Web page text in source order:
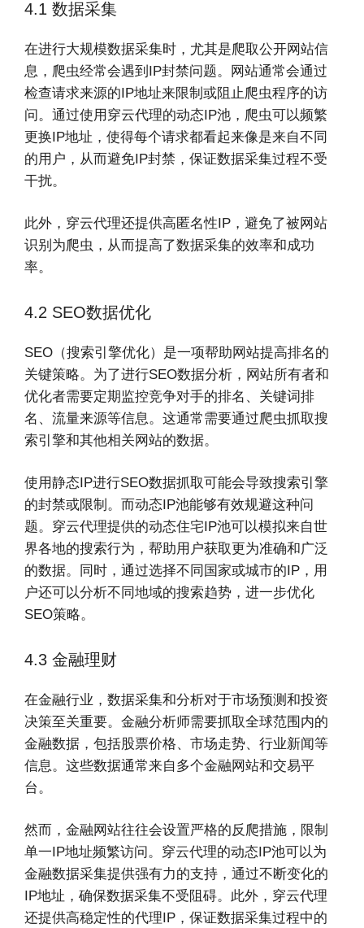
4.1 数据采集
在进行大规模数据采集时，尤其是爬取公开网站信
息，爬虫经常会遇到IP封禁问题。网站通常会通过
检查请求来源的IP地址来限制或阻止爬虫程序的访
问。通过使用穿云代理的动态IP池，爬虫可以频繁
更换IP地址，使得每个请求都看起来像是来自不同
的用户，从而避免IP封禁，保证数据采集过程不受
干扰。
此外，穿云代理还提供高匿名性IP，避免了被网站
识别为爬虫，从而提高了数据采集的效率和成功
率。
4.2 SEO数据优化
SEO（搜索引擎优化）是一项帮助网站提高排名的
关键策略。为了进行SEO数据分析，网站所有者和
优化者需要定期监控竞争对手的排名、关键词排
名、流量来源等信息。这通常需要通过爬虫抓取搜
索引擎和其他相关网站的数据。
使用静态IP进行SEO数据抓取可能会导致搜索引擎
的封禁或限制。而动态IP池能够有效规避这种问
题。穿云代理提供的动态住宅IP池可以模拟来自世
界各地的搜索行为，帮助用户获取更为准确和广泛
的数据。同时，通过选择不同国家或城市的IP，用
户还可以分析不同地域的搜索趋势，进一步优化
SEO策略。
4.3 金融理财
在金融行业，数据采集和分析对于市场预测和投资
决策至关重要。金融分析师需要抓取全球范围内的
金融数据，包括股票价格、市场走势、行业新闻等
信息。这些数据通常来自多个金融网站和交易平
台。
然而，金融网站往往会设置严格的反爬措施，限制
单一IP地址频繁访问。穿云代理的动态IP池可以为
金融数据采集提供强有力的支持，通过不断变化的
IP地址，确保数据采集不受阻碍。此外，穿云代理
还提供高稳定性的代理IP，保证数据采集过程中的